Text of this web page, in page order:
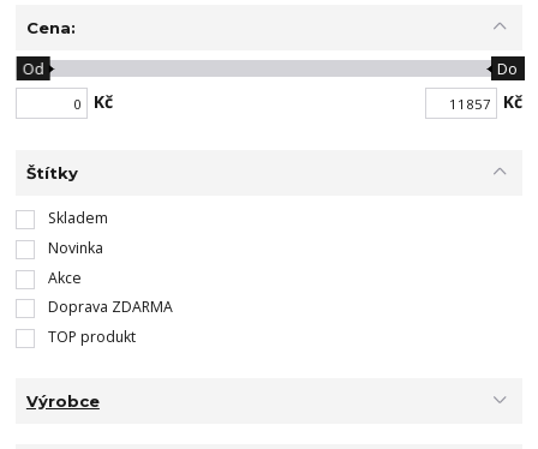
Cena:
Kč
Od Do
Kč
Štítky
Skladem
Novinka
Akce
Doprava ZDARMA
TOP produkt
Výrobce